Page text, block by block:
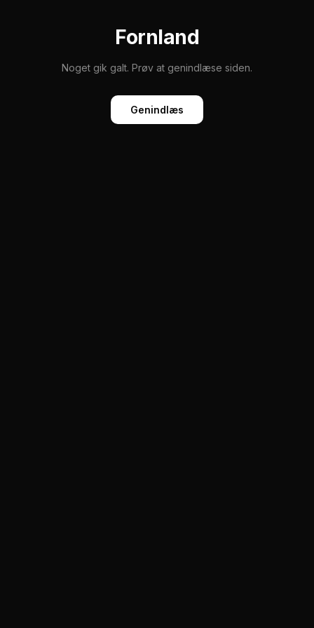
Fornland
Noget gik galt. Prøv at genindlæse siden.
Genindlæs